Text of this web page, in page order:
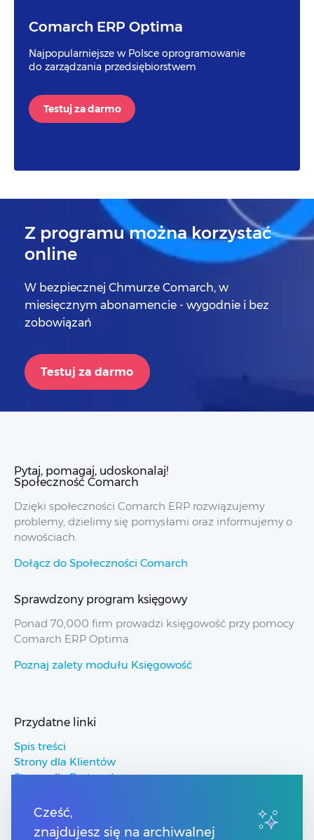
Comarch ERP Optima
Najpopularniejsze w Polsce oprogramowanie
do zarządzania przedsiębiorstwem
Testuj za darmo
Z programu można korzystać
online
W bezpiecznej Chmurze Comarch, w
miesięcznym abonamencie - wygodnie i bez
zobowiązań
Testuj za darmo
Pytaj, pomagaj, udoskonalaj!
Społeczność Comarch
Dzięki społeczności Comarch ERP rozwiązujemy
problemy, dzielimy się pomysłami oraz informujemy o
nowościach.
Dołącz do Społeczności Comarch
Sprawdzony program księgowy
Ponad 70,000 firm prowadzi księgowość przy pomocy
Comarch ERP Optima
Poznaj zalety modułu Księgowość
Przydatne linki
Spis treści
Strony dla Klientów
Strony dla Partnerów
Pomoc Comarch Betterfly
Pomoc Comarch e-Sklep
Cześć,
znajdujesz się na archiwalnej